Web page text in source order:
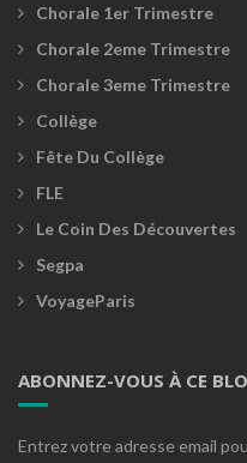
Chorale 1er Trimestre
Chorale 2eme Trimestre
Chorale 3eme Trimestre
Collège
Fête Du Collège
FLE
Le Coin Des Découvertes
Segpa
VoyageParis
ABONNEZ-VOUS À CE
Entrez votre adresse email